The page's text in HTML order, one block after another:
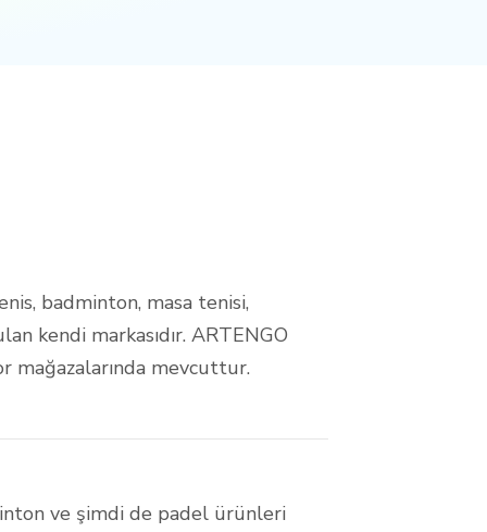
badminton, masa tenisi,
kendi markasıdır. ARTENGO
mağazalarında mevcuttur.
ve şimdi de padel ürünleri